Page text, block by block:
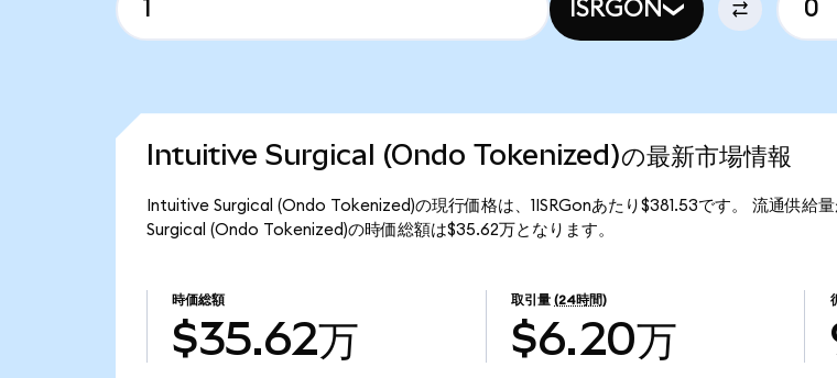
ISRGON
Intuitive Surgical (Ondo Tokenized)の最新市場情報
Intuitive Surgical (Ondo Tokenized)の現行価格は、1ISRGonあたり$381.53です。 流通供給
Surgical (Ondo Tokenized)の時価総額は$35.62万となります。
時価総額
$35.62万
取引量 (24時間)
$6.20万